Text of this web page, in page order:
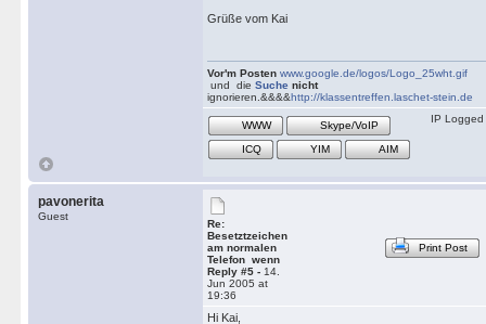
Grüße vom Kai
Vor'm Posten www.google.de/logos/Logo_25wht.gif
und die Suche nicht
ignorieren.&&&&http://klassentreffen.laschet-stein.de
WWW
Skype/VoIP
ICQ
YIM AIM
IP Logged
pavonerita
Guest
Re:
Besetztzeichen
am normalen
Telefon wenn
Reply #5 - 14.
Jun 2005 at
19:36
Print Post
Hi Kai,